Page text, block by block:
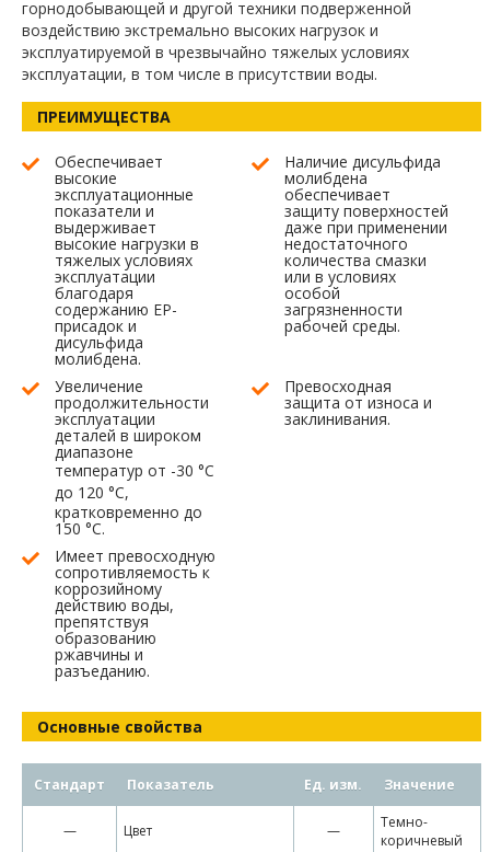
горнодобывающей и другой техники подверженной
воздействию экстремально высоких нагрузок и
эксплуатируемой в чрезвычайно тяжелых условиях
эксплуатации, в том числе в присутствии воды.
ПРЕИМУЩЕСТВА
Обеспечивает
высокие
эксплуатационные
показатели и
выдерживает
высокие нагрузки в
тяжелых условиях
эксплуатации
благодаря
содержанию EP-
присадок и
дисульфида
молибдена.
Наличие дисульфида
молибдена
обеспечивает
защиту поверхностей
даже при применении
недостаточного
количества смазки
или в условиях
особой
загрязненности
рабочей среды.
Увеличение
продолжительности
эксплуатации
деталей в широком
диапазоне
температур от -30 °С
до 120 °С,
кратковременно до
150 °С.
Превосходная
защита от износа и
заклинивания.
Имеет превосходную
сопротивляемость к
коррозийному
действию воды,
препятствуя
образованию
ржавчины и
разъеданию.
Основные свойства
Стандарт Показатель Ед. изм. Значение
— Цвет —
Темно-
коричневый